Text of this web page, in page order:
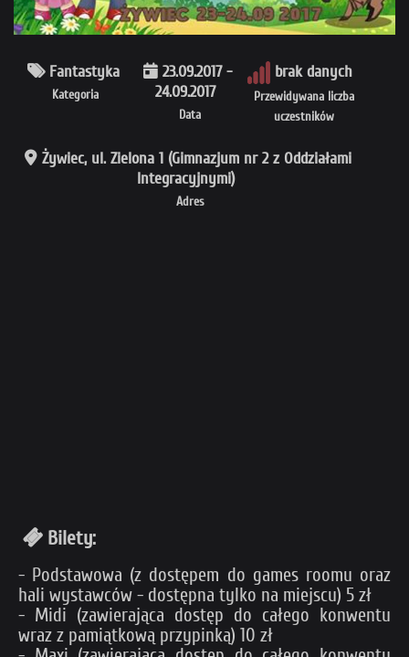
Kategoria
Fantastyka
Data
23.09.2017 -
24.09.2017
Przewidywana liczba
uczestników
brak danych
Adres
Żywiec, ul. Zielona 1 (Gimnazjum nr 2 z Oddziałami
Integracyjnymi)
Bilety:
- Podstawowa (z dostępem do games roomu oraz
hali wystawców - dostępna tylko na miejscu) 5 zł
- Midi (zawierająca dostęp do całego konwentu
wraz z pamiątkową przypinką) 10 zł